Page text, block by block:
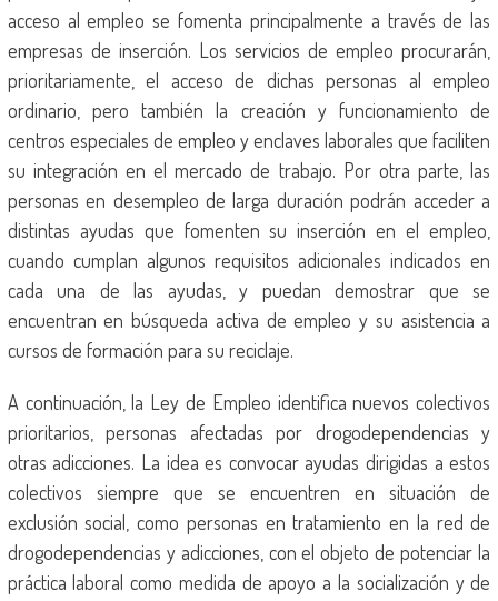
acceso al empleo se fomenta principalmente a través de las
empresas de inserción. Los servicios de empleo procurarán,
prioritariamente, el acceso de dichas personas al empleo
ordinario, pero también la creación y funcionamiento de
centros especiales de empleo y enclaves laborales que faciliten
su integración en el mercado de trabajo. Por otra parte, las
personas en desempleo de larga duración podrán acceder a
distintas ayudas que fomenten su inserción en el empleo,
cuando cumplan algunos requisitos adicionales indicados en
cada una de las ayudas, y puedan demostrar que se
encuentran en búsqueda activa de empleo y su asistencia a
cursos de formación para su reciclaje.
A continuación, la Ley de Empleo identifica nuevos colectivos
prioritarios, personas afectadas por drogodependencias y
otras adicciones. La idea es convocar ayudas dirigidas a estos
colectivos siempre que se encuentren en situación de
exclusión social, como personas en tratamiento en la red de
drogodependencias y adicciones, con el objeto de potenciar la
práctica laboral como medida de apoyo a la socialización y de